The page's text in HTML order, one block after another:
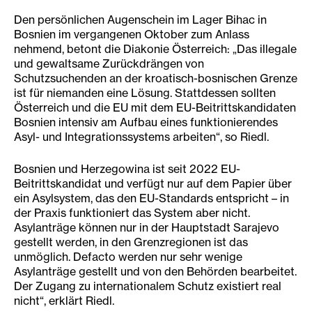
Den persönlichen Augenschein im Lager Bihac in
Bosnien im vergangenen Oktober zum Anlass
nehmend, betont die Diakonie Österreich: „Das illegale
und gewaltsame Zurückdrängen von
Schutzsuchenden an der kroatisch-bosnischen Grenze
ist für niemanden eine Lösung. Stattdessen sollten
Österreich und die EU mit dem EU-Beitrittskandidaten
Bosnien intensiv am Aufbau eines funktionierendes
Asyl- und Integrationssystems arbeiten“, so Riedl.
Bosnien und Herzegowina ist seit 2022 EU-
Beitrittskandidat und verfügt nur auf dem Papier über
ein Asylsystem, das den EU-Standards entspricht – in
der Praxis funktioniert das System aber nicht.
Asylanträge können nur in der Hauptstadt Sarajevo
gestellt werden, in den Grenzregionen ist das
unmöglich. Defacto werden nur sehr wenige
Asylanträge gestellt und von den Behörden bearbeitet.
Der Zugang zu internationalem Schutz existiert real
nicht“, erklärt Riedl.